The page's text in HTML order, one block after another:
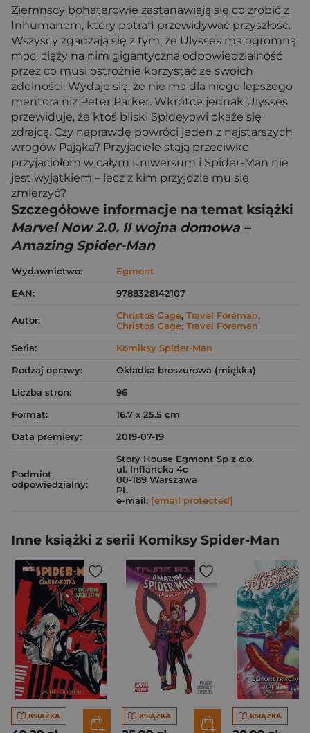
Ziemnscy bohaterowie zastanawiają się co zrobić z
Inhumanem, który potrafi przewidywać przyszłość.
Wszyscy zgadzają się z tym, że Ulysses ma ogromną
moc, ciąży na nim gigantyczna odpowiedzialność
przez co musi ostrożnie korzystać ze swoich
zdolności. Wydaje się, że nie ma dla niego lepszego
mentora niż Peter Parker. Wkrótce jednak Ulysses
przewiduje, że ktoś bliski Spideyowi okaże się
zdrajcą. Czy naprawdę powróci jeden z najstarszych
wrogów Pająka? Przyjaciele stają przeciwko
przyjaciołom w całym uniwersum i Spider-Man nie
jest wyjątkiem – lecz z kim przyjdzie mu się
zmierzyć?
Szczegółowe informacje na temat książki
Marvel Now 2.0. II wojna domowa –
Amazing Spider-Man
Wydawnictwo:
Egmont
EAN:
9788328142107
Autor: Christos Gage, Travel Foreman,
Christos Gage; Travel Foreman
Seria:
Komiksy Spider-Man
Rodzaj oprawy:
Okładka broszurowa (miękka)
Liczba stron:
96
Format:
16.7 x 25.5 cm
Data premiery:
2019-07-19
Podmiot
odpowiedzialny:
Story House Egmont Sp z o.o.
ul. Inflancka 4c
00-189 Warszawa
PL
e-mail: [email protected]
Inne książki z serii Komiksy Spider-Man
KSIĄŻKA KSIĄŻKA KSIĄŻKA